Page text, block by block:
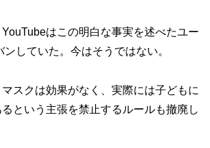
はこの明白な事実を述べたユー
していた。今はそうではない。
スクは効果がなく、実際には子どもに
という主張を禁止するルールも撤廃し